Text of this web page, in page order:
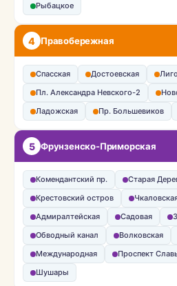
Рыбацкое
4 Правобережная
Спасская Достоевская
Пл. Александра Невского-2
Ладожская
Пр. Большевиков
5 Фрунзенско-Приморская
Комендантский пр.
Старая
Крестовский остров
Адмиралтейская
Садовая
Обводный канал
Волковская
Международная
Проспект
Шушары